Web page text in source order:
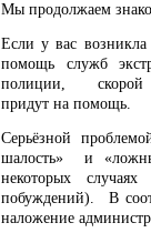
Мы продолжаем
Если у вас возникла
помощь служб
полиции, скорой
придут на помощь.
Серьёзной
шалость» и
некоторых
побуждений). В
наложение